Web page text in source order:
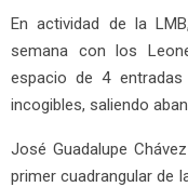
En actividad de la
semana con los
espacio de 4
incogibles, saliendo
José Guadalupe
primer cuadrangular de